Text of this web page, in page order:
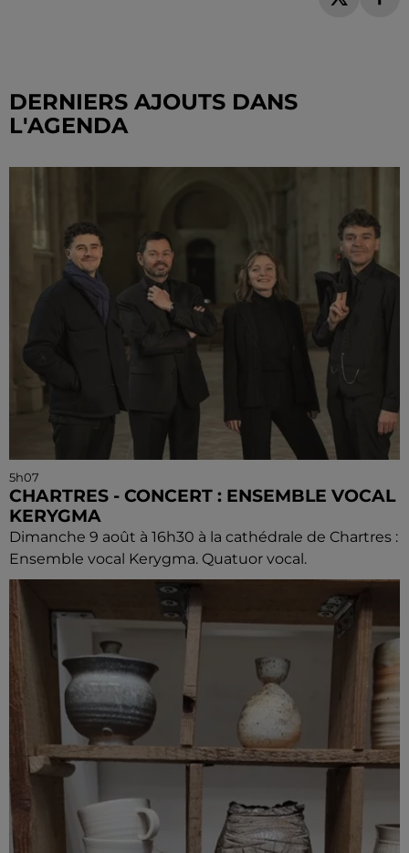
DERNIERS AJOUTS DANS
L'AGENDA
5h07
CHARTRES - CONCERT : ENSEMBLE VOCAL
KERYGMA
Dimanche 9 août à 16h30 à la cathédrale de Chartres :
Ensemble vocal Kerygma. Quatuor vocal.